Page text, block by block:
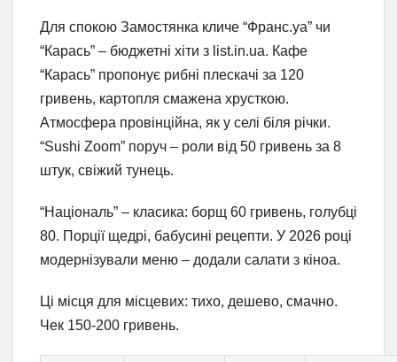
Для спокою Замостянка кличе “Франс.уа” чи
“Карась” – бюджетні хіти з list.in.ua. Кафе
“Карась” пропонує рибні плескачі за 120
гривень, картопля смажена хрусткою.
Атмосфера провінційна, як у селі біля річки.
“Sushi Zoom” поруч – роли від 50 гривень за 8
штук, свіжий тунець.
“Національ” – класика: борщ 60 гривень, голубці
80. Порції щедрі, бабусині рецепти. У 2026 році
модернізували меню – додали салати з кіноа.
Ці місця для місцевих: тихо, дешево, смачно.
Чек 150-200 гривень.